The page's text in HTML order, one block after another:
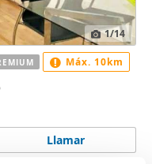
1/14
Llamar
Máx. 10km